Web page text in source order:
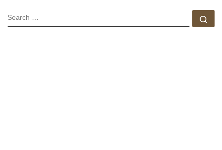
SEARCH